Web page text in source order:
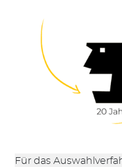
Für das